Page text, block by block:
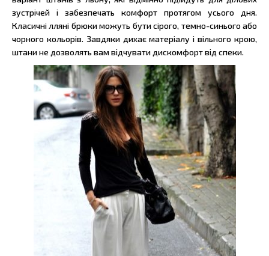
зустрічей і забезпечать комфорт протягом усього дня.
Класичні лляні брюки можуть бути сірого, темно-синього або
чорного кольорів. Завдяки дихає матеріалу і вільного крою,
штани не дозволять вам відчувати дискомфорт від спеки.